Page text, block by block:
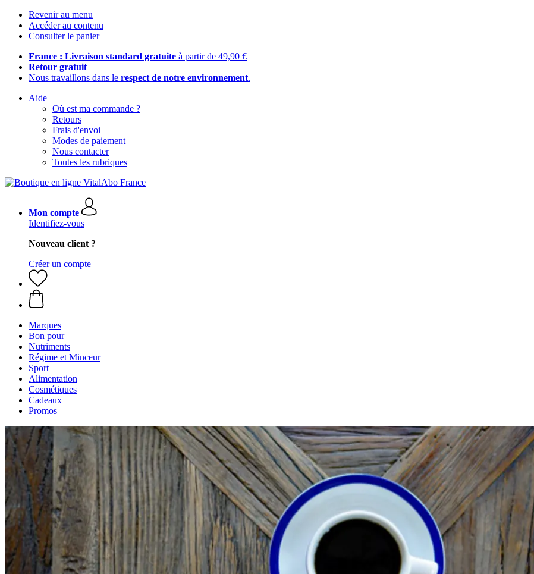
Revenir au menu
Accéder au contenu
Consulter le panier
France : Livraison standard gratuite à partir de 49,90 €
Retour gratuit
Nous travaillons dans le respect de notre environnement.
Aide
Où est ma commande ?
Retours
Frais d'envoi
Modes de paiement
Nous contacter
Toutes les rubriques
Mon compte
Identifiez-vous
Nouveau client ?
Créer un compte
Marques
Bon pour
Nutriments
Régime et Minceur
Sport
Alimentation
Cosmétiques
Cadeaux
Promos